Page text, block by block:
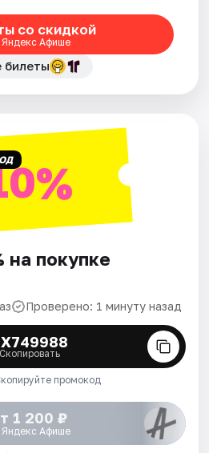
со скидкой
Яндекс Афише
билеты
на покупке
Проверено: 1 минуту назад
Скопировать
промокод
1 200 ₽
Яндекс Афише